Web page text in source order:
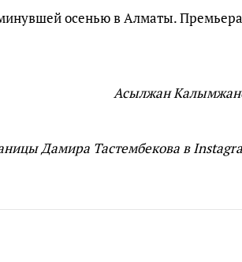
осенью в Алматы. Премьера
Асылжан
Дамира Тастембекова в